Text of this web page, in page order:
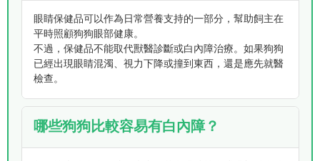
眼睛保健品可以作為日常營養支持的一部分，幫助飼主在
平時照顧狗狗眼部健康。
不過，保健品不能取代獸醫診斷或白內障治療。如果狗狗
已經出現眼睛混濁、視力下降或撞到東西，還是應先就醫
檢查。
哪些狗狗比較容易有白內障？